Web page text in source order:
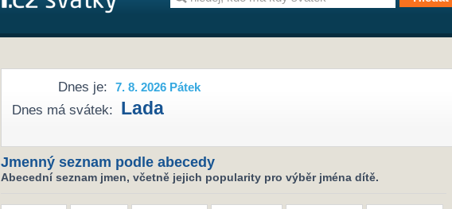
Dnes je: 7. 8. 2026 Pátek
Dnes má svátek: Lada
Jmenný seznam podle abecedy
Abecední seznam jmen, včetně jejich popularity pro výběr jména dítě.